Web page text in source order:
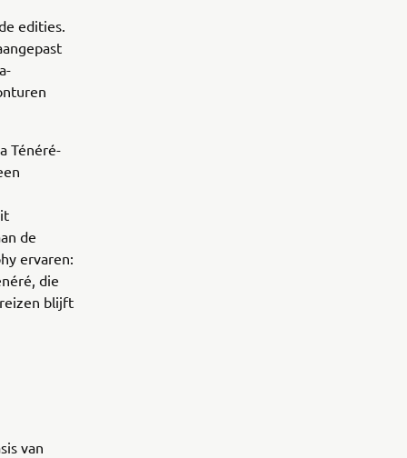
edities.
Ténéré-
de
ervaren:
die
blijft
van